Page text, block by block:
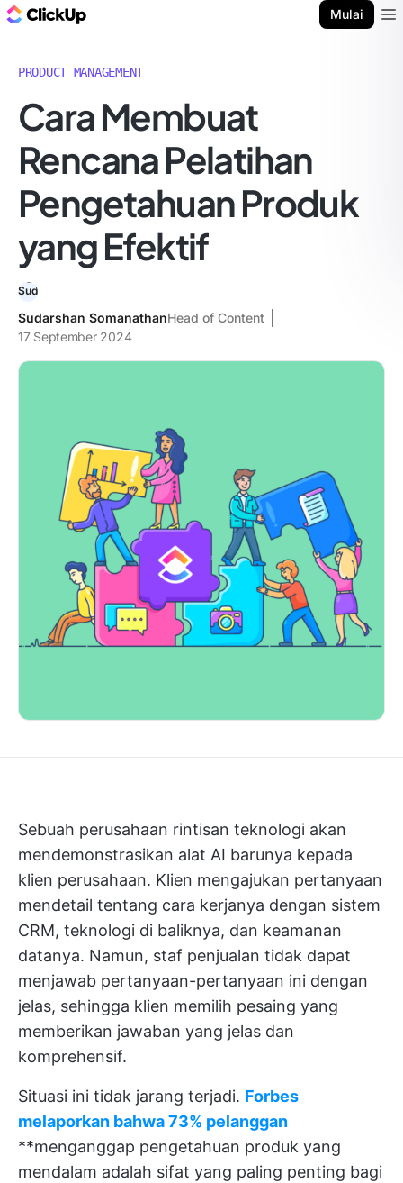
Mulai
PRODUCT MANAGEMENT
Cara Membuat
Rencana Pelatihan
Pengetahuan Produk
yang Efektif
Sudarshan SomanathanHead of Content
17 September 2024
Sebuah perusahaan rintisan teknologi akan
mendemonstrasikan alat AI barunya kepada
klien perusahaan. Klien mengajukan pertanyaan
mendetail tentang cara kerjanya dengan sistem
CRM, teknologi di baliknya, dan keamanan
datanya. Namun, staf penjualan tidak dapat
menjawab pertanyaan-pertanyaan ini dengan
jelas, sehingga klien memilih pesaing yang
memberikan jawaban yang jelas dan
komprehensif.
Situasi ini tidak jarang terjadi. Forbes
melaporkan bahwa 73% pelanggan
**menganggap pengetahuan produk yang
mendalam adalah sifat yang paling penting bagi